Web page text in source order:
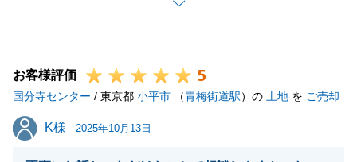
応することができ大変嬉しく思います。
今後また不動産に関してご要望などございましたいつ
よろしくお願いいたします。
お客様評価 5
国分寺センター / 東京都 小平市 （青梅街道駅）の 土地 を ご売却
K様
K様 2025年10月13日